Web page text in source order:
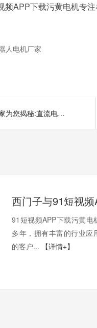
频APP下载污黄电机专
人电机厂家
深圳直流电机电机厂家为您揭秘:直流电机驱动设计
91短视频APP下载污黄电
多年，拥有丰富的行业应
的客户...
【详情+】